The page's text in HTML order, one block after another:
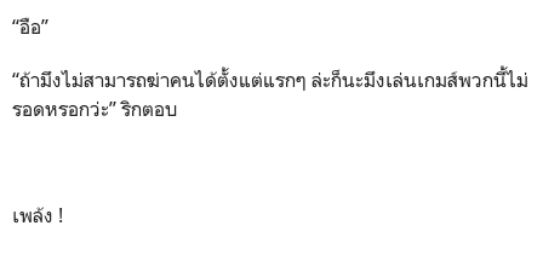
“อือ”
“ถ้ามึงไม่สามารถฆ่าคนได้ตั้งแต่แรกๆ ล่ะก็นะมึงเล่นเกมส์พวกนี้ไม่
รอดหรอกว่ะ” ริกตอบ
เพล้ง !